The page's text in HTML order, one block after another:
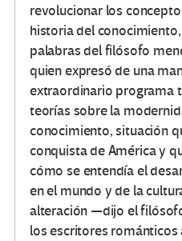
revolucionar los
historia del
palabras del filósofo
quien expresó de una
extraordinario programa
teorías sobre la
conocimiento, situación
conquista de América y
cómo se entendía el
en el mundo y de la
alteración —dijo el
los escritores románticos